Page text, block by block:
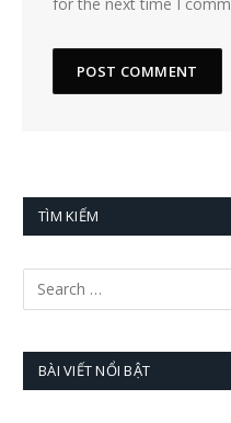
TÌM KIẾM
BÀI VIẾT NỔI BẬT